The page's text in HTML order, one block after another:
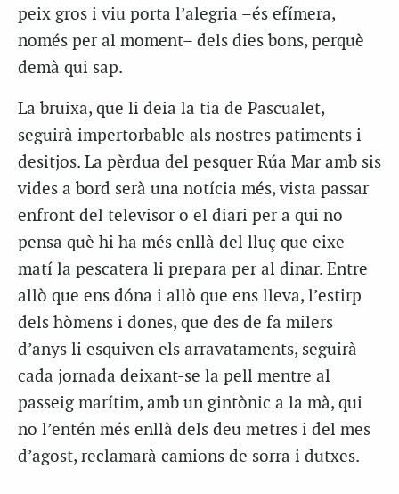
peix gros i viu porta l’alegria –és efímera,
només per al moment– dels dies bons, perquè
demà qui sap.
La bruixa, que li deia la tia de Pascualet,
seguirà impertorbable als nostres patiments i
desitjos. La pèrdua del pesquer Rúa Mar amb sis
vides a bord serà una notícia més, vista passar
enfront del televisor o el diari per a qui no
pensa què hi ha més enllà del lluç que eixe
matí la pescatera li prepara per al dinar. Entre
allò que ens dóna i allò que ens lleva, l’estirp
dels hòmens i dones, que des de fa milers
d’anys li esquiven els arravataments, seguirà
cada jornada deixant-se la pell mentre al
passeig marítim, amb un gintònic a la mà, qui
no l’entén més enllà dels deu metres i del mes
d’agost, reclamarà camions de sorra i dutxes.